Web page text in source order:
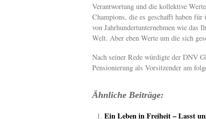
Verantwortung und die kollektive
Champions, die es geschafft haben
von Jahrhundertunternehmen wie das
Welt. Aber eben Werte um die sich
Nach seiner Rede würdigte der DNV
Pensionierung als Vorsitzender am
Ähnliche Beiträge:
Ein Leben in Freiheit – Lasst